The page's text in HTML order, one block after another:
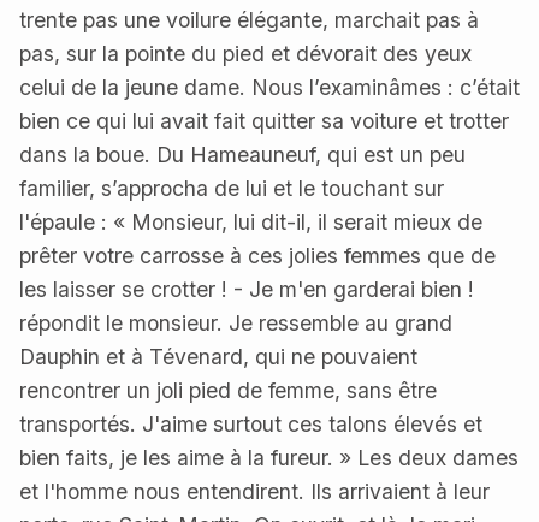
trente pas une voilure élégante, marchait pas à
pas, sur la pointe du pied et dévorait des yeux
celui de la jeune dame. Nous l’examinâmes : c’était
bien ce qui lui avait fait quitter sa voiture et trotter
dans la boue. Du Hameauneuf, qui est un peu
familier, s’approcha de lui et le touchant sur
l'épaule : « Monsieur, lui dit-il, il serait mieux de
prêter votre carrosse à ces jolies femmes que de
les laisser se crotter ! - Je m'en garderai bien !
répondit le monsieur. Je ressemble au grand
Dauphin et à Tévenard, qui ne pouvaient
rencontrer un joli pied de femme, sans être
transportés. J'aime surtout ces talons élevés et
bien faits, je les aime à la fureur. » Les deux dames
et l'homme nous entendirent. Ils arrivaient à leur